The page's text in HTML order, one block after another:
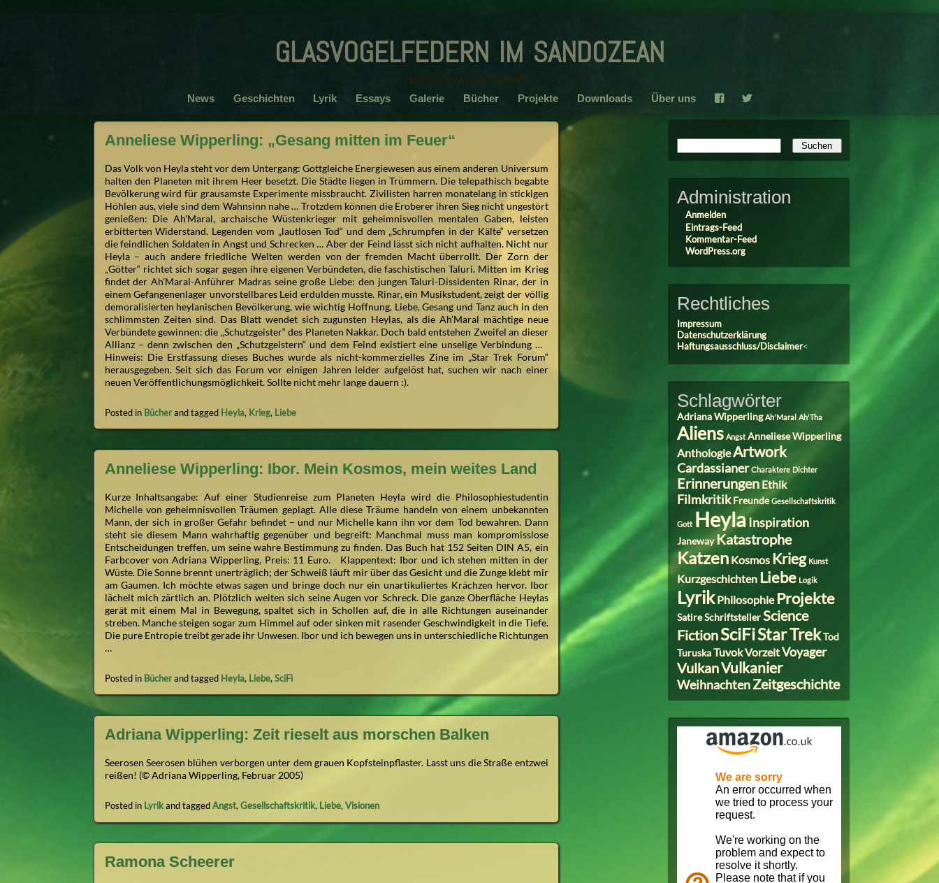
glasvogelfedern im sandozean
Amanda und Adriana Landmann
News Geschichten Lyrik Essays Galerie Bücher Projekte Downloads Über uns F T
Anneliese Wipperling: „Gesang mitten im Feuer“
Das Volk von Heyla steht vor dem Untergang: Gottgleiche Energiewesen aus einem anderen Universum
halten den Planeten mit ihrem Heer besetzt. Die Städte liegen in Trümmern. Die telepathisch begabte
Bevölkerung wird für grausamste Experimente missbraucht. Zivilisten harren monatelang in stickigen
Höhlen aus, viele sind dem Wahnsinn nahe … Trotzdem können die Eroberer ihren Sieg nicht ungestört
genießen: Die Ah’Maral, archaische Wüstenkrieger mit geheimnisvollen mentalen Gaben, leisten
erbitterten Widerstand. Legenden vom „lautlosen Tod“ und dem „Schrumpfen in der Kälte“ versetzen
die feindlichen Soldaten in Angst und Schrecken … Aber der Feind lässt sich nicht aufhalten. Nicht nur
Heyla – auch andere friedliche Welten werden von der fremden Macht überrollt. Der Zorn der
„Götter“ richtet sich sogar gegen ihre eigenen Verbündeten, die faschistischen Taluri. Mitten im Krieg
findet der Ah’Maral-Anführer Madras seine große Liebe: den jungen Taluri-Dissidenten Rinar, der in
einem Gefangenenlager unvorstellbares Leid erdulden musste. Rinar, ein Musikstudent, zeigt der völlig
demoralisierten heylanischen Bevölkerung, wie wichtig Hoffnung, Liebe, Gesang und Tanz auch in den
schlimmsten Zeiten sind. Das Blatt wendet sich zugunsten Heylas, als die Ah’Maral mächtige neue
Verbündete gewinnen: die „Schutzgeister“ des Planeten Nakkar. Doch bald entstehen Zweifel an dieser
Allianz – denn zwischen den „Schutzgeistern“ und dem Feind existiert eine unselige Verbindung …
Hinweis: Die Erstfassung dieses Buches wurde als nicht-kommerzielles Zine im „Star Trek Forum“
herausgegeben. Seit sich das Forum vor einigen Jahren leider aufgelöst hat, suchen wir nach einer
neuen Veröffentlichungsmöglichkeit. Sollte nicht mehr lange dauern :).
Posted in Bücherand tagged Heyla, Krieg, Liebe
Anneliese Wipperling: Ibor. Mein Kosmos, mein weites Land
Kurze Inhaltsangabe: Auf einer Studienreise zum Planeten Heyla wird die Philosophiestudentin
Michelle von geheimnisvollen Träumen geplagt. Alle diese Träume handeln von einem unbekannten
Mann, der sich in großer Gefahr befindet – und nur Michelle kann ihn vor dem Tod bewahren. Dann
steht sie diesem Mann wahrhaftig gegenüber und begreift: Manchmal muss man kompromisslose
Entscheidungen treffen, um seine wahre Bestimmung zu finden. Das Buch hat 152 Seiten DIN A5, ein
Farbcover von Adriana Wipperling, Preis: 11 Euro. Klappentext: Ibor und ich stehen mitten in der
Wüste. Die Sonne brennt unerträglich; der Schweiß läuft mir über das Gesicht und die Zunge klebt mir
am Gaumen. Ich möchte etwas sagen und bringe doch nur ein unartikuliertes Krächzen hervor. Ibor
lächelt mich zärtlich an. Plötzlich weiten sich seine Augen vor Schreck. Die ganze Oberfläche Heylas
gerät mit einem Mal in Bewegung, spaltet sich in Schollen auf, die in alle Richtungen auseinander
streben. Manche steigen sogar zum Himmel auf oder sinken mit rasender Geschwindigkeit in die Tiefe.
Die pure Entropie treibt gerade ihr Unwesen. Ibor und ich bewegen uns in unterschiedliche Richtungen
…
Posted in Bücherand tagged Heyla, Liebe,SciFi
Adriana Wipperling: Zeit rieselt aus morschen Balken
Seerosen Seerosen blühen verborgen unter dem grauen Kopfsteinpflaster. Lasst uns die Straße entzwei
reißen! (© Adriana Wipperling, Februar 2005)
Posted in Lyrikand taggedAngst,Gesellschaftskritik, Liebe,Visionen
Ramona Scheerer
Administration
Anmelden
Eintrags-Feed
Kommentar-Feed
WordPress.org
Rechtliches
Impressum
Datenschutzerklärung
Haftungsausschluss/Disclaimer<
Schlagwörter
Adriana Wipperling Ah'Maral Ah'Tha
Aliens Angst Anneliese Wipperling
AnthologieArtwork
Cardassianer Charaktere Dichter
Erinnerungen Ethik
Filmkritik Freunde Gesellschaftskritik
Gott HeylaInspiration
Janeway Katastrophe
Katzen Kosmos Krieg Kunst
Kurzgeschichten Liebe Logik
LyrikPhilosophie Projekte
SatireSchriftsteller Science
FictionSciFiStar TrekTod
Turuska TuvokVorzeitVoyager
VulkanVulkanier
WeihnachtenZeitgeschichte